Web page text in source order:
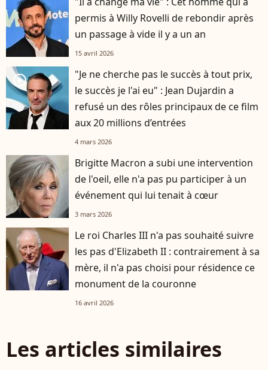
permis à Willy Rovelli de rebondir après
un passage à vide il y a un an
15 avril 2026
player2
"Je ne cherche pas le succès à tout prix,
le succès je l'ai eu" : Jean Dujardin a
refusé un des rôles principaux de ce film
aux 20 millions d’entrées
4 mars 2026
Brigitte Macron a subi une intervention
de l'oeil, elle n'a pas pu participer à un
événement qui lui tenait à cœur
3 mars 2026
Le roi Charles III n'a pas souhaité suivre
les pas d'Elizabeth II : contrairement à sa
mère, il n'a pas choisi pour résidence ce
monument de la couronne
16 avril 2026
Les articles similaires